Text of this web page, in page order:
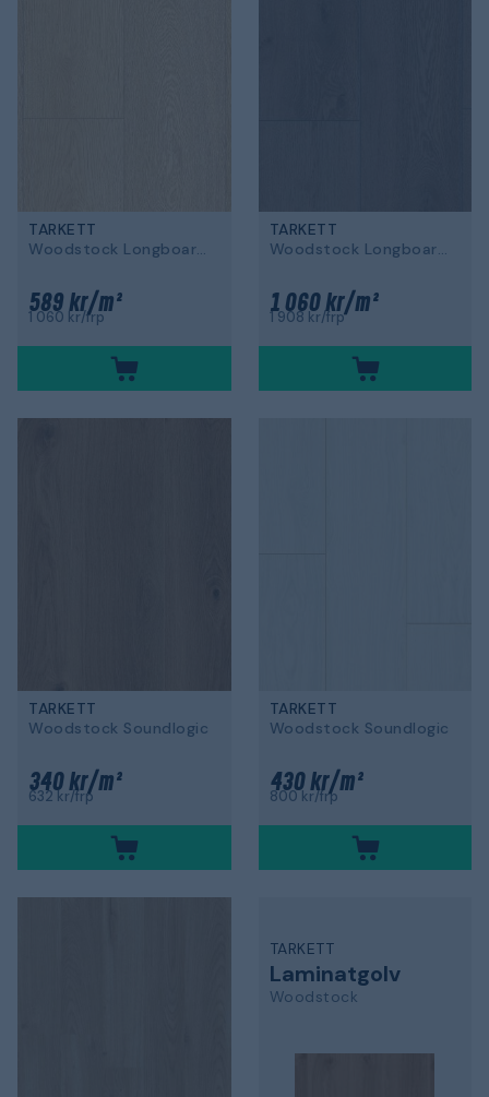
TARKETT
Woodstock Longboards
589 kr/m²
1 060 kr/frp
TARKETT
Woodstock Longboards
1 060 kr/m²
1 908 kr/frp
TARKETT
Woodstock Soundlogic
340 kr/m²
632 kr/frp
TARKETT
Woodstock Soundlogic
430 kr/m²
800 kr/frp
TARKETT
Laminatgolv
Woodstock